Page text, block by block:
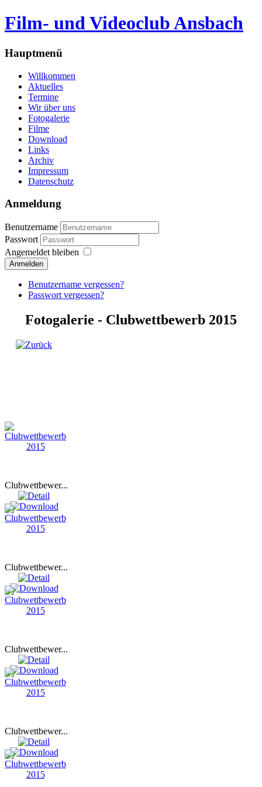
Film- und Videoclub Ansbach
Hauptmenü
Willkommen
Aktuelles
Termine
Wir über uns
Fotogalerie
Filme
Download
Links
Archiv
Impressum
Datenschutz
Anmeldung
Benutzername
Passwort
Angemeldet bleiben
Anmelden
Benutzername vergessen?
Passwort vergessen?
Fotogalerie - Clubwettbewerb 2015
Clubwettbewer...
Clubwettbewer...
Clubwettbewer...
Clubwettbewer...